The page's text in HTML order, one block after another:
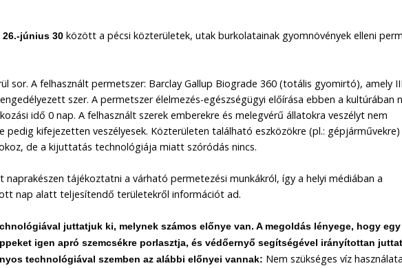
június 30 között a pécsi közterületek, utak burkolatainak gyomnövények elleni
sor. A felhasznált permetszer: Barclay Gallup Biograde 360 (totális gyomirtó), amely
szer. A permetszer élelmezés-egészségügyi előírása ebben a kultúrában
idő 0 nap. A felhasznált szerek emberekre és melegvérű állatokra veszélyt nem
pedig kifejezetten veszélyesek. Közterületen található eszközökre (pl.:
de a kijuttatás technológiája miatt szóródás nincs.
naprakészen tájékoztatni a várható permetezési munkákról, így a helyi médiában a
nap alatt teljesítendő területekről információt ad.
juttatjuk ki, melynek számos előnye van. A megoldás lényege, hogy
igen apró szemcsékre porlasztja, és védőernyő segítségével irányítottan
technológiával szemben az alábbi előnyei vannak: Nem szükséges víz